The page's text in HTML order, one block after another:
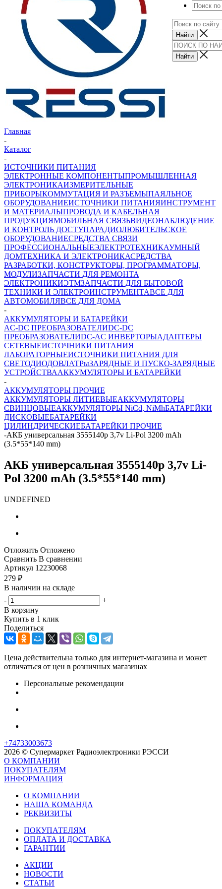
Главная
-
Каталог
-
ИСТОЧНИКИ ПИТАНИЯ
ЭЛЕКТРОННЫЕ КОМПОНЕНТЫПРОМЫШЛЕННАЯ
ЭЛЕКТРОНИКАИЗМЕРИТЕЛЬНЫЕ
ПРИБОРЫКОММУТАЦИЯ И РАЗЪЕМЫПАЯЛЬНОЕ
ОБОРУДОВАНИЕИСТОЧНИКИ ПИТАНИЯИНСТРУМЕНТ
И МАТЕРИАЛЫПРОВОДА И КАБЕЛЬНАЯ
ПРОДУКЦИЯМОБИЛЬНАЯ СВЯЗЬВИДЕОНАБЛЮДЕНИЕ
И КОНТРОЛЬ ДОСТУПАРАДИОЛЮБИТЕЛЬСКОЕ
ОБОРУДОВАНИЕСРЕДСТВА СВЯЗИ
ПРОФЕССИОНАЛЬНЫЕЭЛЕКТРОТЕХНИКАУМНЫЙ
ДОМТЕХНИКА И ЭЛЕКТРОНИКАСРЕДСТВА
РАЗРАБОТКИ, КОНСТРУКТОРЫ, ПРОГРАММАТОРЫ,
МОДУЛИЗАПЧАСТИ ДЛЯ РЕМОНТА
ЭЛЕКТРОНИКИЭТМЗАПЧАСТИ ДЛЯ БЫТОВОЙ
ТЕХНИКИ И ЭЛЕКТРОИНСТРУМЕНТАВСЕ ДЛЯ
АВТОМОБИЛЯВСЕ ДЛЯ ДОМА
-
АККУМУЛЯТОРЫ И БАТАРЕЙКИ
AC-DC ПРЕОБРАЗОВАТЕЛИDC-DC
ПРЕОБРАЗОВАТЕЛИDC-AC ИНВЕРТОРЫАДАПТЕРЫ
СЕТЕВЫЕИСТОЧНИКИ ПИТАНИЯ
ЛАБОРАТОРНЫЕИСТОЧНИКИ ПИТАНИЯ ДЛЯ
СВЕТОДИОДОВЛАТРыЗАРЯДНЫЕ И ПУСКО-ЗАРЯДНЫЕ
УСТРОЙСТВААККУМУЛЯТОРЫ И БАТАРЕЙКИ
-
АККУМУЛЯТОРЫ ПРОЧИЕ
АККУМУЛЯТОРЫ ЛИТИЕВЫЕАККУМУЛЯТОРЫ
СВИНЦОВЫЕАККУМУЛЯТОРЫ NiCd, NiMhБАТАРЕЙКИ
ДИСКОВЫЕБАТАРЕЙКИ
ЦИЛИНДРИЧЕСКИЕБАТАРЕЙКИ ПРОЧИЕ
-АКБ универсальная 3555140p 3,7v Li-Pol 3200 mAh
(3.5*55*140 mm)
АКБ универсальная 3555140p 3,7v Li-
Pol 3200 mAh (3.5*55*140 mm)
UNDEFINED
Отложить Отложено
Сравнить В сравнении
Артикул 12230068
279 ₽
В наличии на складе
-
+
В корзину
Купить в 1 клик
Поделиться
Цена действительна только для интернет-магазина и может
отличаться от цен в розничных магазинах
Персональные рекомендации
+74733003673
2026 © Супермаркет Радиоэлектроники РЭССИ
О КОМПАНИИ
ПОКУПАТЕЛЯМ
ИНФОРМАЦИЯ
О КОМПАНИИ
НАША КОМАНДА
РЕКВИЗИТЫ
ПОКУПАТЕЛЯМ
ОПЛАТА И ДОСТАВКА
ГАРАНТИИ
АКЦИИ
НОВОСТИ
СТАТЬИ